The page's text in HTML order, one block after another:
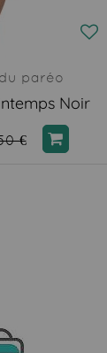
paréo
Noir
€